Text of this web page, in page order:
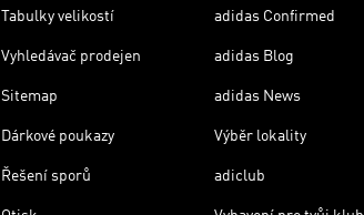
Tabulky velikostí
Vyhledávač prodejen
Sitemap
Dárkové poukazy
Řešení sporů
adidas Confirmed
adidas Blog
adidas News
Výběr lokality
adiclub